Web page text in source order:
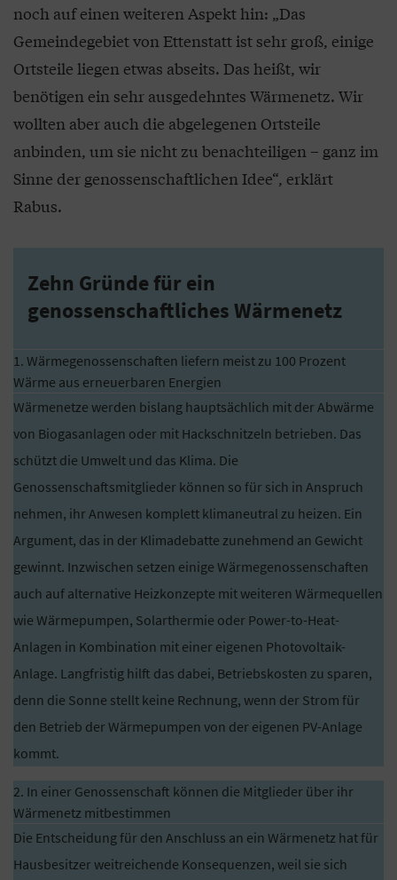
noch auf einen weiteren Aspekt hin: „Das
Gemeindegebiet von Ettenstatt ist sehr groß, einige
Ortsteile liegen etwas abseits. Das heißt, wir
benötigen ein sehr ausgedehntes Wärmenetz. Wir
wollten aber auch die abgelegenen Ortsteile
anbinden, um sie nicht zu benachteiligen – ganz im
Sinne der genossenschaftlichen Idee“, erklärt
Rabus.
Zehn Gründe für ein
genossenschaftliches Wärmenetz
1. Wärmegenossenschaften liefern meist zu 100 Prozent
Wärme aus erneuerbaren Energien
Wärmenetze werden bislang hauptsächlich mit der Abwärme
von Biogasanlagen oder mit Hackschnitzeln betrieben. Das
schützt die Umwelt und das Klima. Die
Genossenschaftsmitglieder können so für sich in Anspruch
nehmen, ihr Anwesen komplett klimaneutral zu heizen. Ein
Argument, das in der Klimadebatte zunehmend an Gewicht
gewinnt. Inzwischen setzen einige Wärmegenossenschaften
auch auf alternative Heizkonzepte mit weiteren Wärmequellen
wie Wärmepumpen, Solarthermie oder Power-to-Heat-
Anlagen in Kombination mit einer eigenen Photovoltaik-
Anlage. Langfristig hilft das dabei, Betriebskosten zu sparen,
denn die Sonne stellt keine Rechnung, wenn der Strom für
den Betrieb der Wärmepumpen von der eigenen PV-Anlage
kommt.
2. In einer Genossenschaft können die Mitglieder über ihr
Wärmenetz mitbestimmen
Die Entscheidung für den Anschluss an ein Wärmenetz hat für
Hausbesitzer weitreichende Konsequenzen, weil sie sich